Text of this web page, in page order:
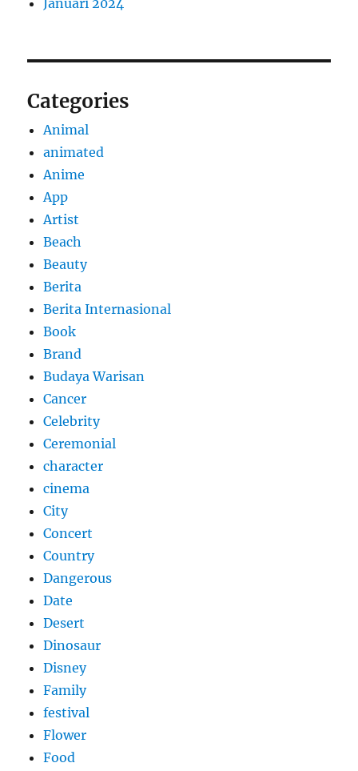
Januari 2024
Categories
Animal
animated
Anime
App
Artist
Beach
Beauty
Berita
Berita Internasional
Book
Brand
Budaya Warisan
Cancer
Celebrity
Ceremonial
character
cinema
City
Concert
Country
Dangerous
Date
Desert
Dinosaur
Disney
Family
festival
Flower
Food